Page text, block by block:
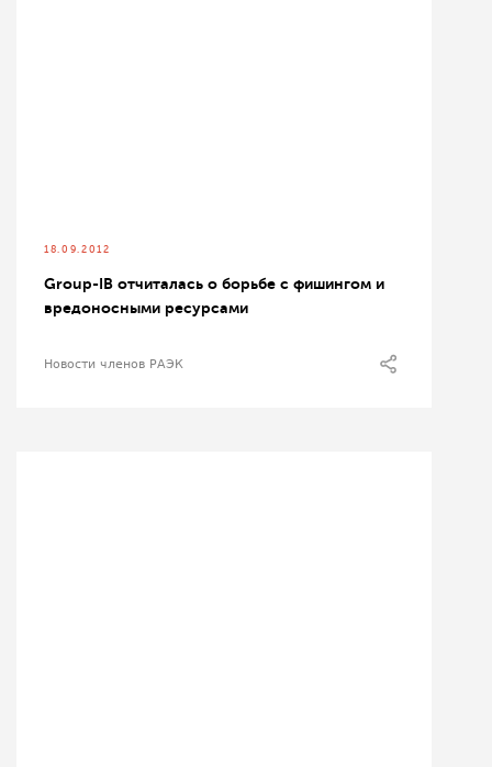
18.09.2012
Group-IB отчиталась о борьбе с фишингом и
вредоносными ресурсами
Новости членов РАЭК